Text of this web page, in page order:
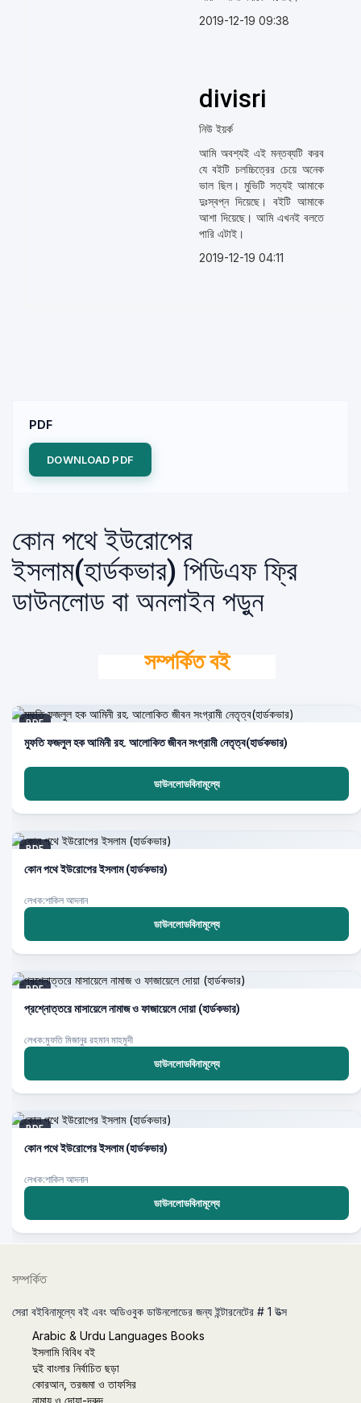
2019-12-19 09:38
divisri
নিউ ইয়র্ক
আমি অবশ্যই এই মন্তব্যটি করব
যে বইটি চলচ্চিত্রের চেয়ে অনেক
ভাল ছিল। মুভিটি সত্যই আমাকে
দুঃস্বপ্ন দিয়েছে। বইটি আমাকে
আশা দিয়েছে। আমি এখনই বলতে
পারি এটাই।
2019-12-19 04:11
PDF
DOWNLOAD PDF
কোন পথে ইউরোপের
ইসলাম(হার্ডকভার) পিডিএফ ফ্রি
ডাউনলোড বা অনলাইন পড়ুন
সম্পর্কিত বই
PDF
মুফতি ফজলুল হক আমিনী রহ. আলোকিত জীবন সংগ্রামী নেতৃত্ব(হার্ডকভার)
ডাউনলোডবিনামূল্যে
PDF
কোন পথে ইউরোপের ইসলাম (হার্ডকভার)
লেখক:শাকিল আদনান
ডাউনলোডবিনামূল্যে
PDF
প্রশ্নোত্তরে মাসায়েলে নামাজ ও ফাজায়েলে দোয়া (হার্ডকভার)
লেখক:মুফতি মিজানুর রহমান মাহমুদী
ডাউনলোডবিনামূল্যে
PDF
কোন পথে ইউরোপের ইসলাম (হার্ডকভার)
লেখক:শাকিল আদনান
ডাউনলোডবিনামূল্যে
সম্পর্কিত
সেরা বইবিনামূল্যে বই এবং অডিওবুক ডাউনলোডের জন্য ইন্টারনেটের # 1 উত্স
Arabic & Urdu Languages Books
ইসলামি বিবিধ বই
দুই বাংলার নির্বাচিত ছড়া
কোরআন, তরজমা ও তাফসির